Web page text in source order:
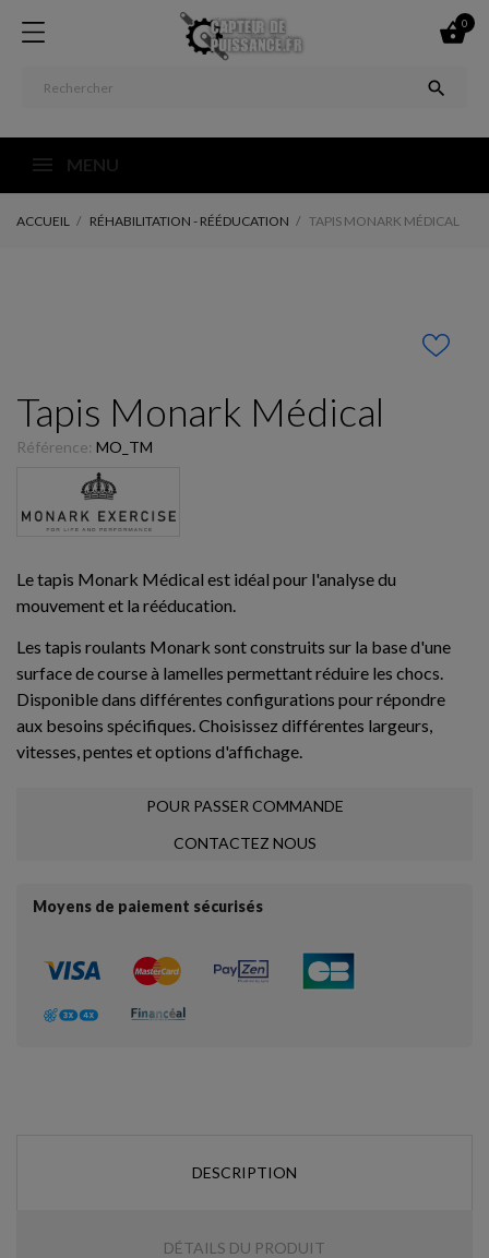

0

MENU
ACCUEIL RÉHABILITATION - RÉÉDUCATION TAPIS MONARK MÉDICAL
Tapis Monark Médical
Référence: MO_TM
Le tapis Monark Médical est idéal pour l'analyse du
mouvement et la rééducation.
Les tapis roulants Monark sont construits sur la base d'une
surface de course à lamelles permettant réduire les chocs.
Disponible dans différentes configurations pour répondre
aux besoins spécifiques. Choisissez différentes largeurs,
vitesses, pentes et options d'affichage.
POUR PASSER COMMANDE
CONTACTEZ NOUS
Moyens de paiement sécurisés
DESCRIPTION
DÉTAILS DU PRODUIT